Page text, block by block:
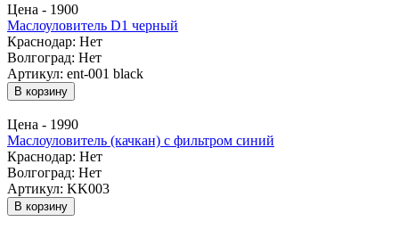
Цена - 1900
Маслоуловитель D1 черный
Краснодар: Нет
Волгоград: Нет
Артикул: ent-001 black
В корзину
Цена - 1990
Маслоуловитель (качкан) с фильтром синий
Краснодар: Нет
Волгоград: Нет
Артикул: KK003
В корзину